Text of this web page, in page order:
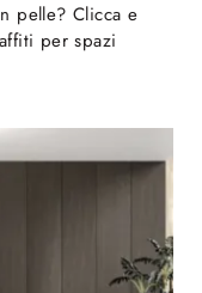
pelle? Clicca e
per spazi